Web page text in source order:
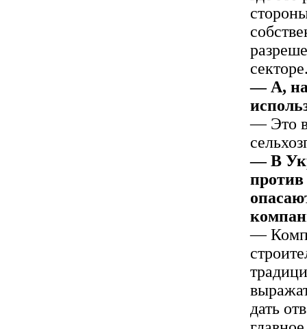
— А, на
— Это
— В
—
дать